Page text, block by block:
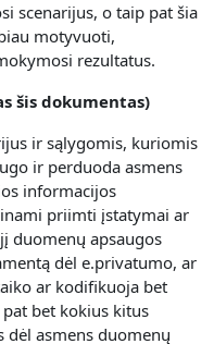
scenarijus, o taip pat šia
motyvuoti,
rezultatus.
šis dokumentas)
ir sąlygomis, kuriomis
ir perduoda asmens
informacijos
priimti įstatymai ar
duomenų apsaugos
dėl e.privatumo, ar
ar kodifikuoja bet
bet kokius kitus
dėl asmens duomenų